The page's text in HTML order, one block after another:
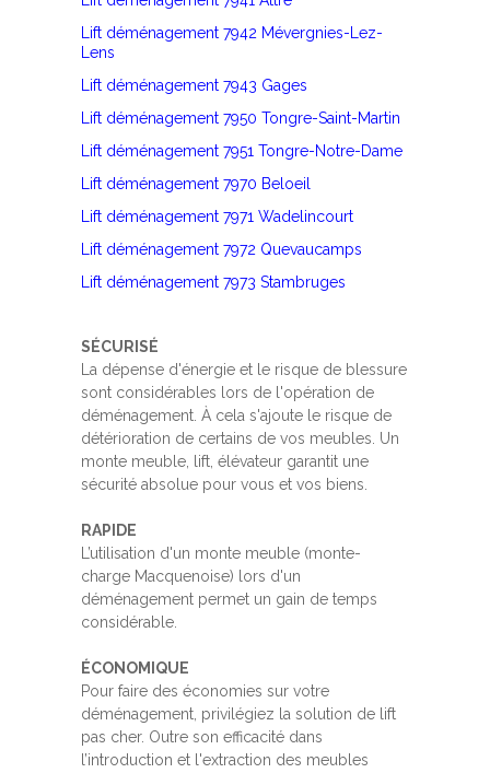
Lift déménagement 7942 Mévergnies-Lez-
Lens
Lift déménagement 7943 Gages
Lift déménagement 7950 Tongre-Saint-Martin
Lift déménagement 7951 Tongre-Notre-Dame
Lift déménagement 7970 Beloeil
Lift déménagement 7971 Wadelincourt
Lift déménagement 7972 Quevaucamps
Lift déménagement 7973 Stambruges
SÉCURISÉ
La dépense d'énergie et le risque de blessure
sont considérables lors de l'opération de
déménagement. À cela s'ajoute le risque de
détérioration de certains de vos meubles. Un
monte meuble, lift, élévateur garantit une
sécurité absolue pour vous et vos biens.
RAPIDE
L’utilisation d'un monte meuble (monte-
charge Macquenoise) lors d'un
déménagement permet un gain de temps
considérable.
ÉCONOMIQUE
Pour faire des économies sur votre
déménagement, privilégiez la solution de lift
pas cher. Outre son efficacité dans
l’introduction et l'extraction des meubles